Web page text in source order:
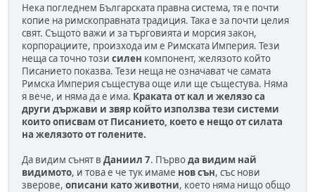
Нека погледнем Българската правна система, тя е почти
копие на римскоправната традиция. Така е за почти целия
свят. Същото важи и за търговията и морсия закон,
корпорациите, произхода им е Римската Империя. Тези
неща са точно този силен компонент, желязото който
Писанието показва. Тези неща не означават че самата
Римска Империя същестува още или ще същестува. Няма
я вече, и няма да е има. Краката от кал и желязо са
други държави и звяр който използва тези системи
които описвам от Писанието, което е нещо от силата
на желязото от голените.
Да видим сънят в Даниил 7. Първода видим най
видимото, и това е че тук имаме нов сън, със нови
зверове, описани като животни, което няма нищо общо